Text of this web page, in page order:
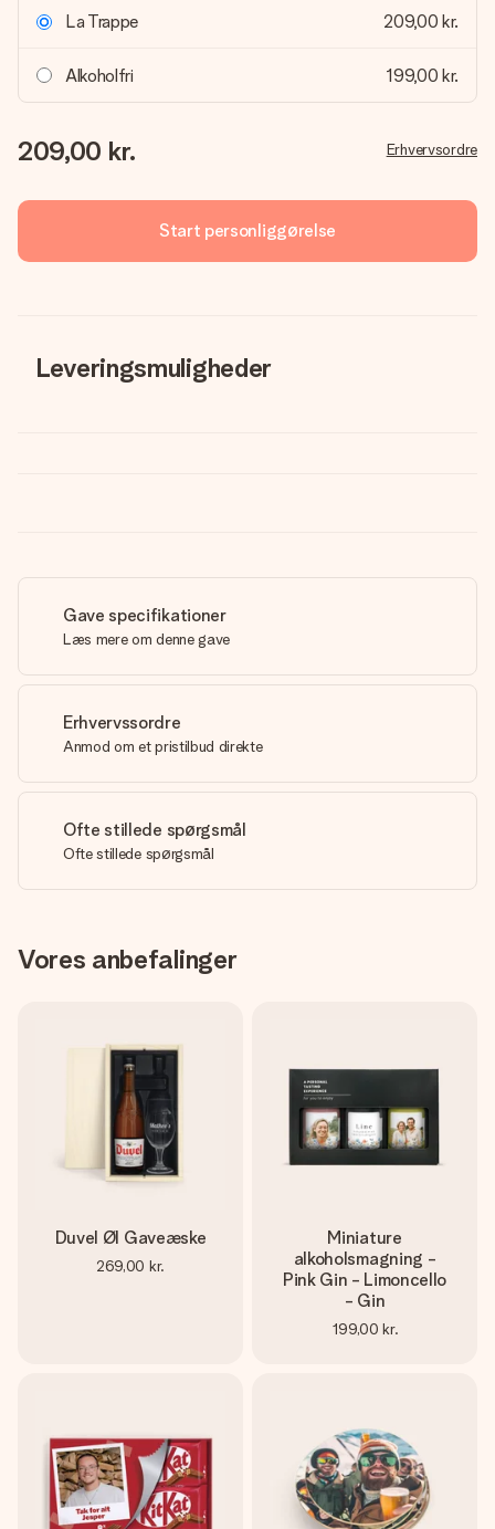
La Trappe 209,00 kr.
Alkoholfri 199,00 kr.
209,00 kr. Erhvervsordre
Start personliggørelse
Leveringsmuligheder
Gave specifikationer
Læs mere om denne gave
Erhvervssordre
Anmod om et pristilbud direkte
Ofte stillede spørgsmål
Ofte stillede spørgsmål
Vores anbefalinger
Duvel Øl Gaveæske
269,00 kr.
Miniature
alkoholsmagning -
Pink Gin - Limoncello
- Gin
199,00 kr.